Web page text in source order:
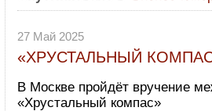
27 Май 2025
«ХРУСТАЛЬНЫЙ
В Москве пройдёт вручение
«Хрустальный компас»